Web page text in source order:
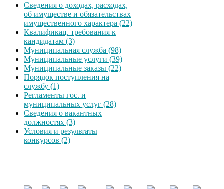
Сведения о доходах, расходах,
об имуществе и обязательствах
имущественного характера (22)
Квалификац. требования к
кандидатам (3)
Муниципальная служба (98)
Муниципальные услуги (39)
Муниципальные заказы (22)
Порядок поступления на
службу (1)
Регламенты гос. и
муниципальных услуг (28)
Сведения о вакантных
должностях (3)
Условия и результаты
конкурсов (2)